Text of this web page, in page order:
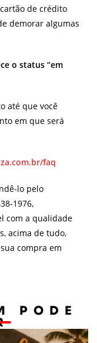
de crédito
demorar algumas
o status “em
até que você
em que será
faq
lo pelo
1976,
com a qualidade
acima de tudo,
compra em
PODE